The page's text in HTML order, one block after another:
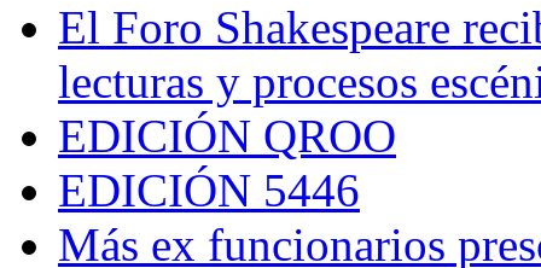
El Foro Shakespeare
lecturas y procesos
EDICIÓN QROO
EDICIÓN 5446
Más ex funcionarios